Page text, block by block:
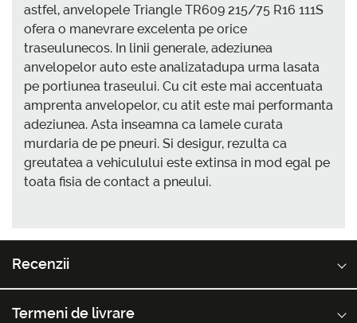
astfel, anvelopele Triangle TR609 215/75 R16 111S
ofera o manevrare excelenta pe orice
traseulunecos. In linii generale, adeziunea
anvelopelor auto este analizatadupa urma lasata
pe portiunea traseului. Cu cit este mai accentuata
amprenta anvelopelor, cu atit este mai performanta
adeziunea. Asta inseamna ca lamele curata
murdaria de pe pneuri. Si desigur, rezulta ca
greutatea a vehiculului este extinsa in mod egal pe
toata fisia de contact a pneului.
Recenzii
Termeni de livrare